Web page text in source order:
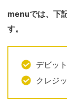
menuでは、下
す。
デビッ
クレジ